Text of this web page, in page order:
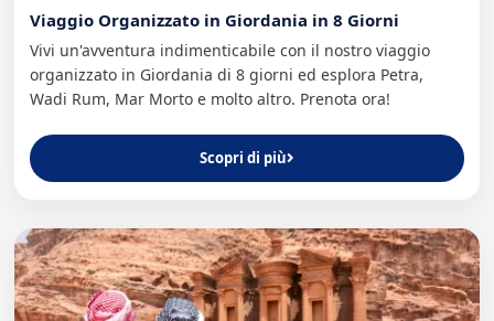
Viaggio Organizzato in Giordania in 8 Giorni
Vivi un'avventura indimenticabile con il nostro viaggio
organizzato in Giordania di 8 giorni ed esplora Petra,
Wadi Rum, Mar Morto e molto altro. Prenota ora!
Scopri di più